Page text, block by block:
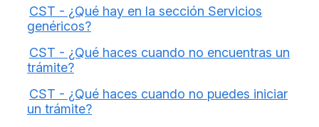
CST - ¿Qué hay en la sección Servicios
genéricos?
CST - ¿Qué haces cuando no encuentras un
trámite?
CST - ¿Qué haces cuando no puedes iniciar
un trámite?